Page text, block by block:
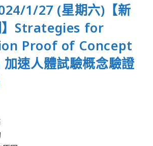
1/27 (星期六)【新
】Strategies for
Proof of Concept
速人體試驗概念驗證